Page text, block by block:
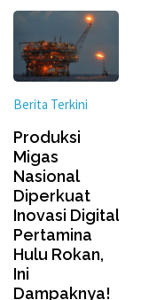
Berita Terkini
Produksi
Migas
Nasional
Diperkuat
Inovasi Digital
Pertamina
Hulu Rokan,
Ini
Dampaknya!